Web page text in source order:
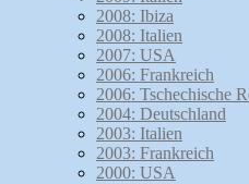
2008: Ibiza
2008: Italien
2007: USA
2006: Frankreich
2006: Tschechische
2004: Deutschland
2003: Italien
2003: Frankreich
2000: USA